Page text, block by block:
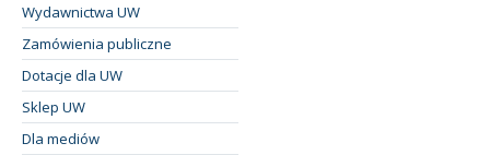
Wydawnictwa UW
Zamówienia publiczne
Dotacje dla UW
Sklep UW
Dla mediów